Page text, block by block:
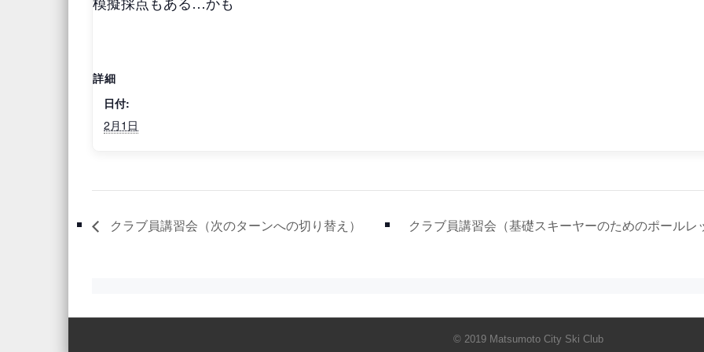
詳細
日付:
2月1日
クラブ員講習会（次のターンへの切り替え） クラブ員講習会（基礎スキーヤーのためのポール
© 2019 Matsumoto City Ski Club